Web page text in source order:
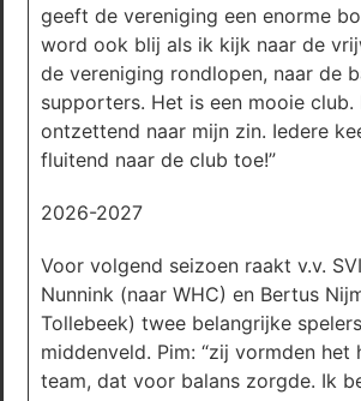
geeft de vereniging een enorme
word ook blij als ik kijk naar de
de vereniging rondlopen, naar de
supporters. Het is een mooie club.
ontzettend naar mijn zin. Iedere
fluitend naar de club toe!”
2026-2027
Voor volgend seizoen raakt v.v.
Nunnink (naar WHC) en Bertus
Tollebeek) twee belangrijke
middenveld. Pim: “zij vormden het
team, dat voor balans zorgde. Ik